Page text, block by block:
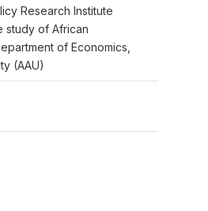
Research Institute
study of African
of Economics,
(AAU)